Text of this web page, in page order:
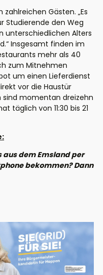
Gästen. „Es
Studierende den Weg
unterschiedlichen Alters
Insgesamt finden im
mehr als 40
zum Mitnehmen
um einen Lieferdienst
vor die Haustür
sind momentan dreizehn
täglich von 11:30 bis 21
dem Emsland per
bekommen? Dann